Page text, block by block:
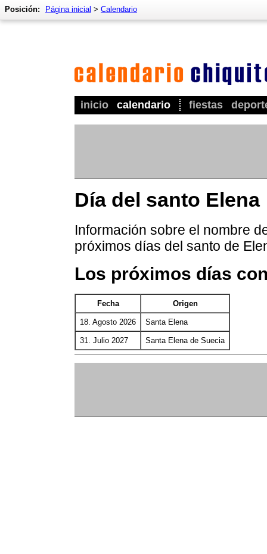
inicio calendario fiestas
Posición: Página inicial > Calendario
Día del santo Elena
Información sobre el nombre
próximos días del santo de
Los próximos días
Fecha Origen
18. Agosto 2026 Santa Elena
31. Julio 2027 Santa Elena de Suecia